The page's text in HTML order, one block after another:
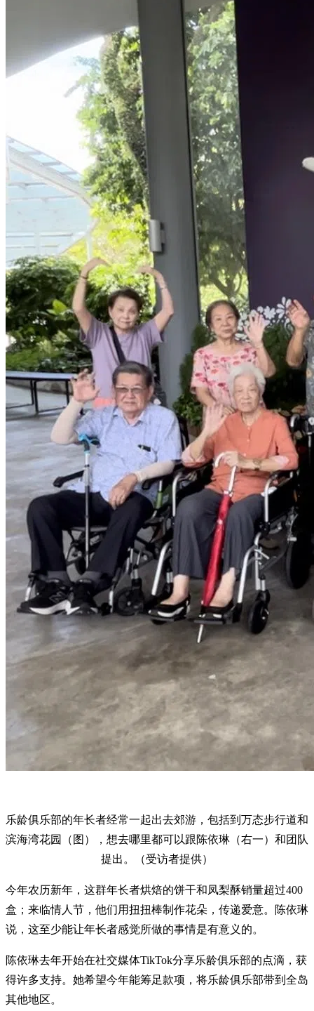
乐龄俱乐部的年长者经常一起出去郊游，包括到万态步行道和
滨海湾花园（图），想去哪里都可以跟陈依琳（右一）和团队
提出。（受访者提供）
今年农历新年，这群年长者烘焙的饼干和凤梨酥销量超过400
盒；来临情人节，他们用扭扭棒制作花朵，传递爱意。陈依琳
说，这至少能让年长者感觉所做的事情是有意义的。
陈依琳去年开始在社交媒体TikTok分享乐龄俱乐部的点滴，获
得许多支持。她希望今年能筹足款项，将乐龄俱乐部带到全岛
其他地区。